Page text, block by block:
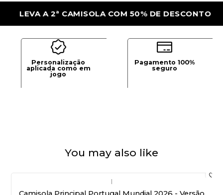
A 2ª CAMISOLA COM 50% DE DESCONTO
Personalização
aplicada como em
jogo
Pagamento 100%
seguro
You may also like
|